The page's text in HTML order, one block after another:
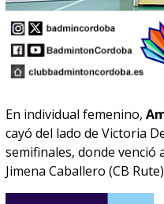
En individual femenino,
cayó del lado de Victoria
semifinales, donde venció
Jimena Caballero (CB